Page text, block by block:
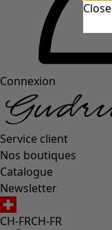
Connexion
Service client
Nos boutiques
Catalogue
Newsletter
CH-FRCH-FR
Close